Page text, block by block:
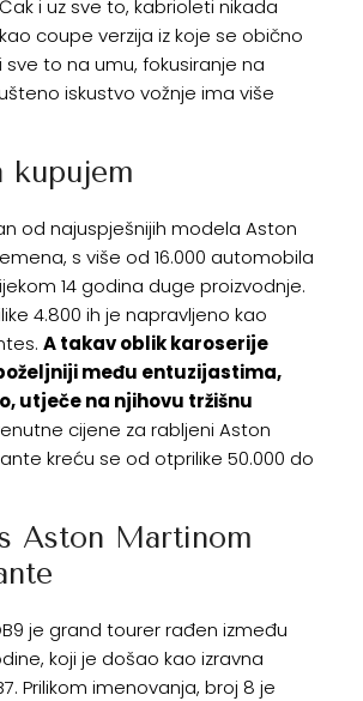
i uz sve to, kabrioleti nikada
coupe verzija iz koje se obično
sve to na umu, fokusiranje na
iskustvo vožnje ima više
kupujem
od najuspješnijih modela Aston
s više od 16.000 automobila
14 godina duge proizvodnje.
4.800 ih je napravljeno kao
A takav oblik karoserije
među entuzijastima,
utječe na njihovu tržišnu
cijene za rabljeni Aston
kreću se od otprilike 50.000 do
Aston Martinom
je grand tourer rađen između
koji je došao kao izravna
Prilikom imenovanja, broj 8 je